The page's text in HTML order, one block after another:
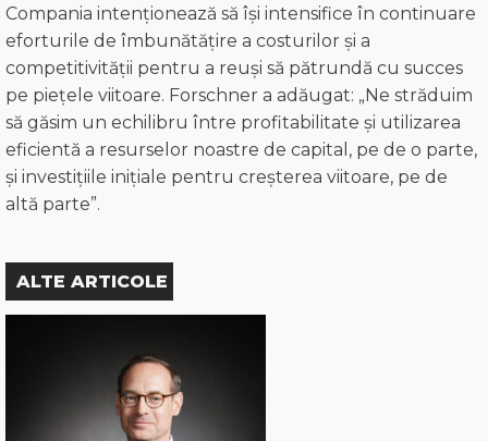
Compania intenționează să își intensifice în continuare
eforturile de îmbunătățire a costurilor și a
competitivității pentru a reuși să pătrundă cu succes
pe piețele viitoare. Forschner a adăugat: „Ne străduim
să găsim un echilibru între profitabilitate și utilizarea
eficientă a resurselor noastre de capital, pe de o parte,
și investițiile inițiale pentru creșterea viitoare, pe de
altă parte”.
ALTE ARTICOLE